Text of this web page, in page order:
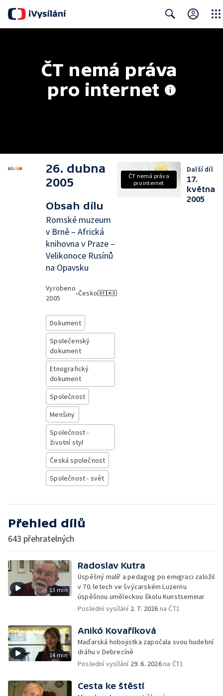
ČT nemá práva
pro internet
26. dubna
2005
Obsah dílu
Romské muzeum
v Brně – Africká
knihovna v Praze –
Velikonoce Rusínů
na Opavsku
Vyrobeno
2005
•Česko
Dokument
Společenský
dokument
Etnografický
dokument
Společnost
Menšiny
Společnost -
životní styl
Česká společnost
Společnost - svět
ČT nemá práva
pro internet
Další díl
17.
května
2005
Přehled dílů
643 přehratelných
13 min
Radoslav Kutra
Úspěšný malíř a pedagog po emigraci založil
v 70. letech ve švýcarském Luzernu
úspěšnou uměleckou školu Kunstseminar
Poslední vysílání 2. 7. 2026 na ČT1
14 min
Anikó Kovaříková
Maďarská hobojistka započala svou hudební
dráhu v Debrecíně
Poslední vysílání 29. 6. 2026na ČT1
Cesta ke štěstí